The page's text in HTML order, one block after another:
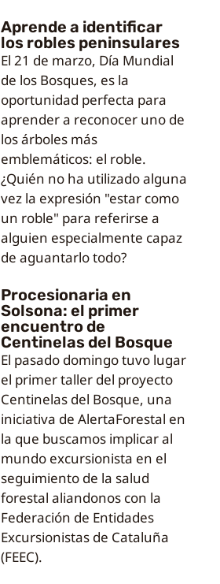
Aprende a identificar
los robles peninsulares
El 21 de marzo, Día Mundial
de los Bosques, es la
oportunidad perfecta para
aprender a reconocer uno de
los árboles más
emblemáticos: el roble.
¿Quién no ha utilizado alguna
vez la expresión "estar como
un roble" para referirse a
alguien especialmente capaz
de aguantarlo todo?
Procesionaria en
Solsona: el primer
encuentro de
Centinelas del Bosque
El pasado domingo tuvo lugar
el primer taller del proyecto
Centinelas del Bosque, una
iniciativa de AlertaForestal en
la que buscamos implicar al
mundo excursionista en el
seguimiento de la salud
forestal aliandonos con la
Federación de Entidades
Excursionistas de Cataluña
(FEEC).